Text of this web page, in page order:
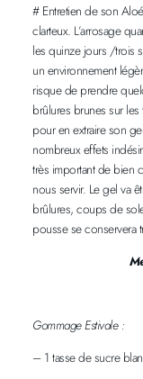
# Entretien de son
clarteux. L’arrosage
les quinze jours /trois
un environnement
risque de prendre
brûlures brunes sur
pour en extraire son
nombreux effets
très important de bien
nous servir. Le gel va
brûlures, coups de
pousse se conservera
Gommage Estivale :
– 1 tasse de sucre